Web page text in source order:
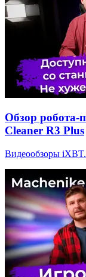
Обзор робота-
Cleaner R3 Plus
Видеообзоры